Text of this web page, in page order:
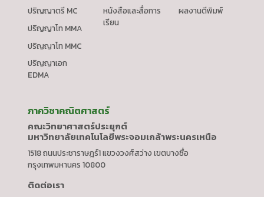
ปริญญาตรี MC
ปริญญาโท MMA
ปริญญาโท MMC
ปริญญาเอก
EDMA
หนังสือและสื่อการ
เรียน
ผลงานตีพิมพ์
ภาควิชาคณิตศาสตร์
คณะวิทยาศาสตร์ประยุกต์
มหาวิทยาลัยเทคโนโลยีพระจอมเกล้าพระนครเหนือ
1518 ถนนประชาราษฎร์1 แขวงวงศ์สว่าง เขตบางซื่อ
กรุงเทพมหานคร 10800
ติดต่อเรา